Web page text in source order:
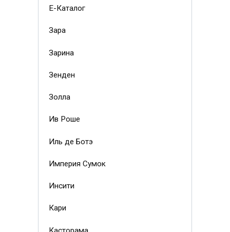
Е-Каталог
Зара
Зарина
Зенден
Золла
Ив Роше
Иль де Ботэ
Империя Сумок
Инсити
Кари